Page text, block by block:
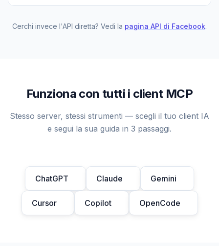
Cerchi invece l'API diretta? Vedi la pagina API di Facebook.
Funziona con tutti i client MCP
Stesso server, stessi strumenti — scegli il tuo client IA
e segui la sua guida in 3 passaggi.
ChatGPT Claude Gemini
Cursor Copilot OpenCode